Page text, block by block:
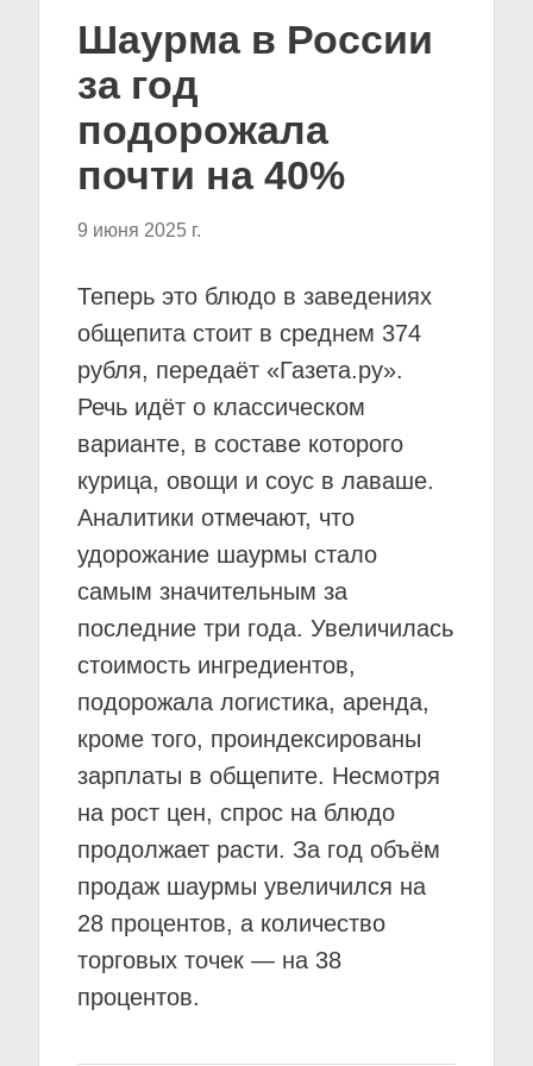
Шаурма в России
за год
подорожала
почти на 40%
9 июня 2025 г.
Теперь это блюдо в заведениях
общепита стоит в среднем 374
рубля, передаёт «Газета.ру».
Речь идёт о классическом
варианте, в составе которого
курица, овощи и соус в лаваше.
Аналитики отмечают, что
удорожание шаурмы стало
самым значительным за
последние три года. Увеличилась
стоимость ингредиентов,
подорожала логистика, аренда,
кроме того, проиндексированы
зарплаты в общепите. Несмотря
на рост цен, спрос на блюдо
продолжает расти. За год объём
продаж шаурмы увеличился на
28 процентов, а количество
торговых точек — на 38
процентов.